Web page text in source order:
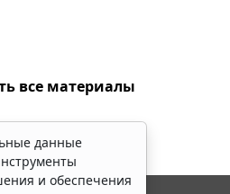
все материалы
данные
и обеспечения